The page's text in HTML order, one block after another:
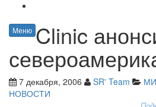
Меню Clinic
7 декабря, 2006 SR' Team
НОВОСТИ